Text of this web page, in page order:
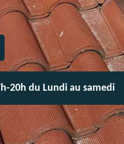
20h du Lundi au samedi